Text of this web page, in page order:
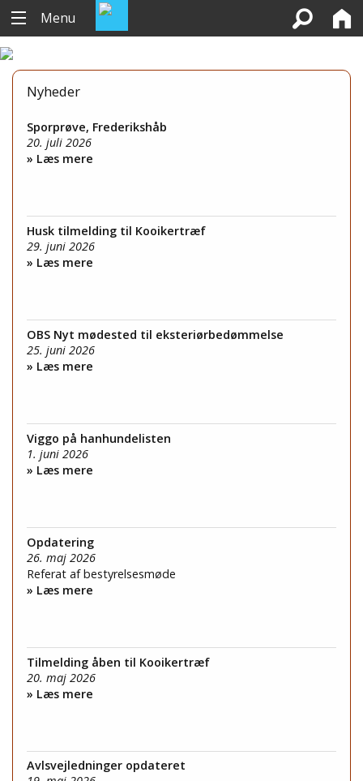
Menu
Nyheder
Sporprøve, Frederikshåb
20. juli 2026
» Læs mere
Husk tilmelding til Kooikertræf
29. juni 2026
» Læs mere
OBS Nyt mødested til eksteriørbedømmelse
25. juni 2026
» Læs mere
Viggo på hanhundelisten
1. juni 2026
» Læs mere
Opdatering
26. maj 2026
Referat af bestyrelsesmøde
» Læs mere
Tilmelding åben til Kooikertræf
20. maj 2026
» Læs mere
Avlsvejledninger opdateret